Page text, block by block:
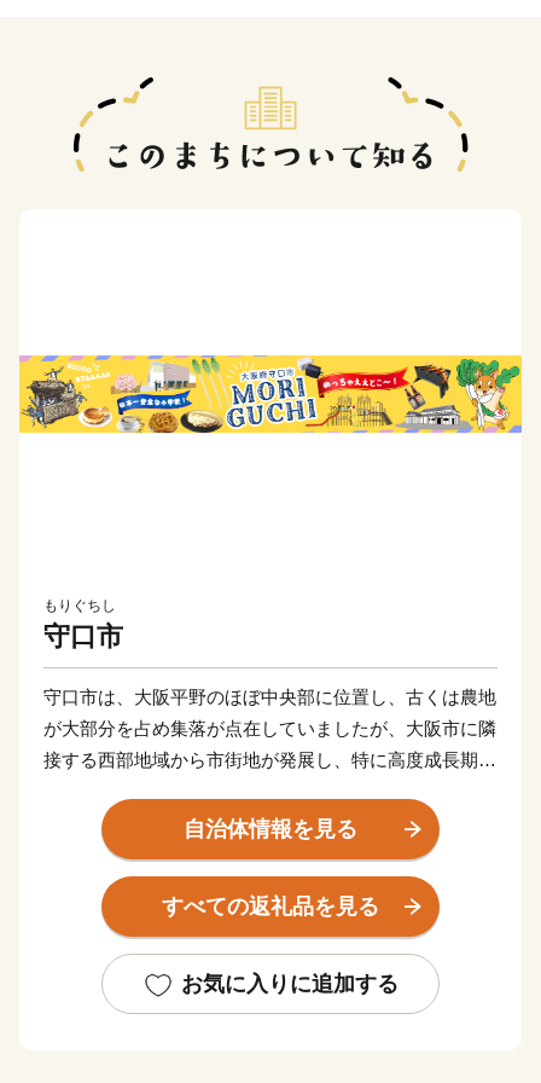
もりぐちし
守口市
守口市は、大阪平野のほぼ中央部に位置し、古くは農地
が大部分を占め集落が点在していましたが、大阪市に隣
接する西部地域から市街地が発展し、特に高度成長期に
また、早くから大手家電メーカーの企業城下町として発
展を遂げるとともに安定した税収を背景に各種行政サー
ビスを充実させ、公共施設や都市基盤の整備を進めてき
一定の到達点に達し、成熟した都市としての機能を備え
るに至っています。
自治体情報を見る
すべての返礼品を見る
お気に入りに追加する